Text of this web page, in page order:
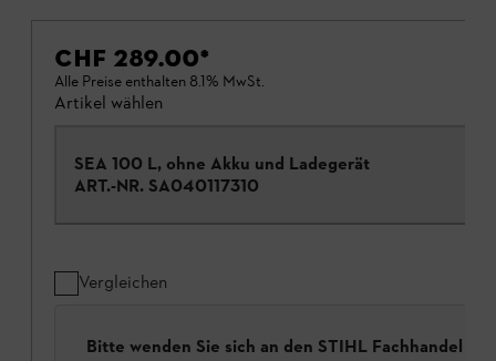
CHF 289.00*
Alle Preise enthalten 8.1% MwSt.
Artikel wählen
SEA 100 L, ohne Akku und Ladegerät
ART.-NR. SA040117310
Vergleichen
Bitte wenden Sie sich an den STIHL Fachhandel